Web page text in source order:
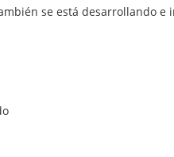
se está desarrollando